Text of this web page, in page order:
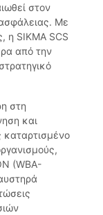
στον
Με
η SIKMA SCS
από την
στη
και
καταρτισμένο
(WBA-